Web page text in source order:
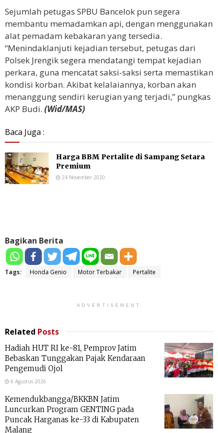
Sejumlah petugas SPBU Bancelok pun segera
membantu memadamkan api, dengan menggunakan
alat pemadam kebakaran yang tersedia.
“Menindaklanjuti kejadian tersebut, petugas dari
Polsek Jrengik segera mendatangi tempat kejadian
perkara, guna mencatat saksi-saksi serta memastikan
kondisi korban. Akibat kelalaiannya, korban akan
menanggung sendiri kerugian yang terjadi,” pungkas
AKP Budi. (Wid/MAS)
Baca Juga :
Harga BBM Pertalite di Sampang Setara
Premium
24 November 2020
Bagikan Berita
Tags: Honda Genio Motor Terbakar Pertalite
ADVERTISEMENT
Related Posts
Hadiah HUT RI ke-81, Pemprov Jatim
Bebaskan Tunggakan Pajak Kendaraan
Pengemudi Ojol
6 Agustus 2026
Kemendukbangga/BKKBN Jatim
Luncurkan Program GENTING pada
Puncak Harganas ke-33 di Kabupaten
Malang